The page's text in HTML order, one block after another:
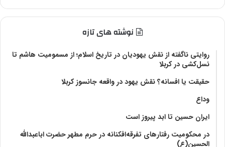
نوشته های تازه
روایتی ناگفته از نقش یهودیان در تاریخ اسلام؛ از مسمومیت هاشم تا
نسل‌کشی در کربلا
حقیقت یا افسانه؟‌ نقش یهود در واقعه جانسوز کربلا
وداع
ایران حسین تا ابد پیروز است
در محکومیت رفتارهای تفرقه‌افکنانه در حرم مطهر حضرت اباعبدالله
الحسین(ع)